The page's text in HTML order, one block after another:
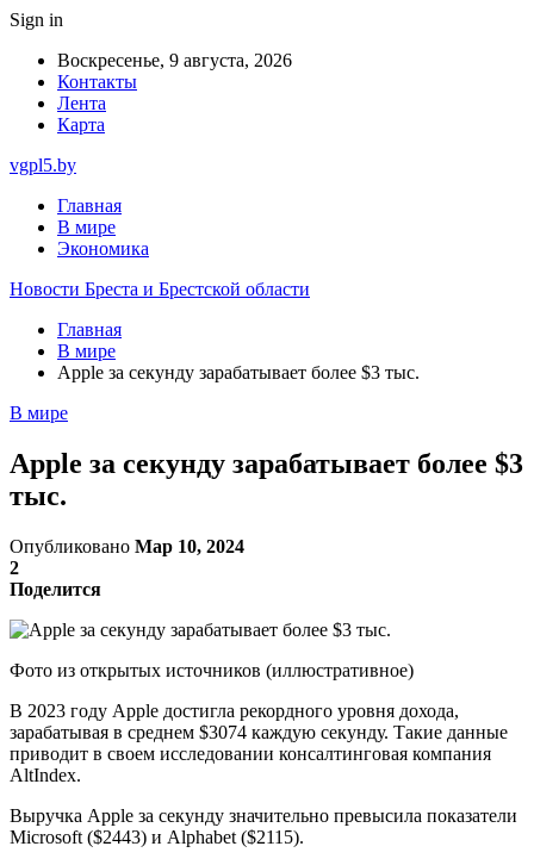
Sign in
Воскресенье, 9 августа, 2026
Контакты
Лента
Карта
vgpl5.by
Главная
В мире
Экономика
Новости Бреста и Брестской области
Главная
В мире
Apple за секунду зарабатывает более $3 тыс.
В мире
Apple за секунду зарабатывает более $3
тыс.
Опубликовано Мар 10, 2024
2
Поделится
Фото из открытых источников (иллюстративное)
В 2023 году Apple достигла рекордного уровня дохода,
зарабатывая в среднем $3074 каждую секунду. Такие данные
приводит в своем исследовании консалтинговая компания
AltIndex.
Выручка Apple за секунду значительно превысила показатели
Microsoft ($2443) и Alphabet ($2115).